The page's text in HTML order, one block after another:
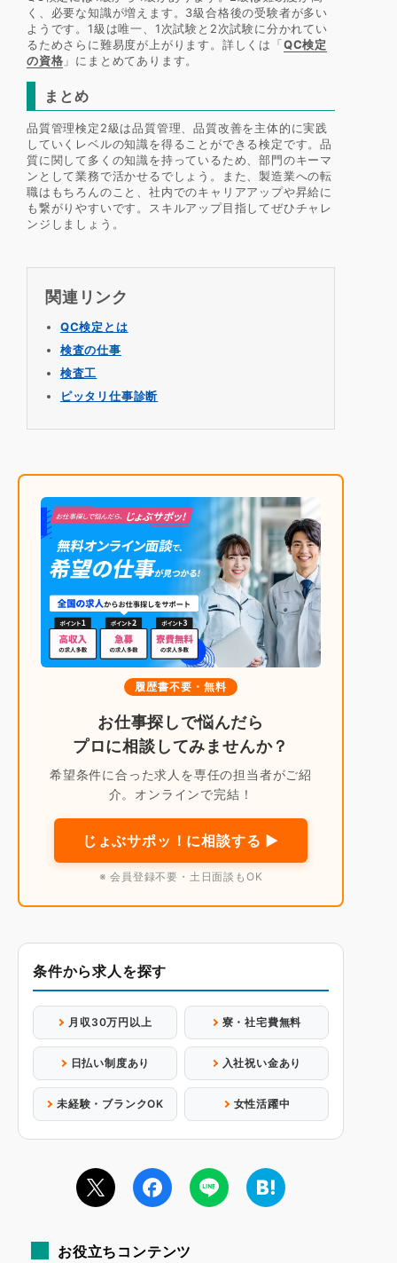
く、必要な知識が増えます。3級合格後の受験者が多い
ようです。1級は唯一、1次試験と2次試験に分かれてい
るためさらに難易度が上がります。詳しくは「QC検定
の資格 」にまとめてあります。
まとめ
品質管理検定2級は品質管理、品質改善を主体的に実践
していくレベルの知識を得ることができる検定です。品
質に関して多くの知識を持っているため、部門のキーマ
ンとして業務で活かせるでしょう。また、製造業への転
職はもちろんのこと、社内でのキャリアアップや昇給に
も繋がりやすいです。スキルアップ目指してぜひチャレ
ンジしましょう。
関連リンク
QC検定とは
検査の仕事
検査工
ピッタリ仕事診断
履歴書不要・無料
お仕事探しで悩んだら
プロに相談してみませんか？
希望条件に合った求人を専任の担当者がご紹
介。オンラインで完結！
じょぶサポッ！に相談する ▶
※ 会員登録不要・土日面談もOK
条件から求人を探す
月収30万円以上 寮・社宅費無料
日払い制度あり 入社祝い金あり
未経験・ブランクOK 女性活躍中
お役立ちコンテンツ